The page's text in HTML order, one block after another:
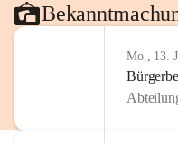
Mo., 13.